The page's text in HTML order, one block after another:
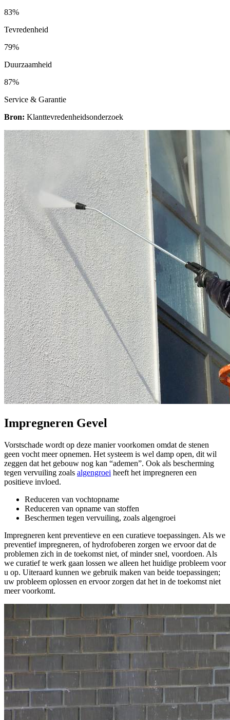
83%
Tevredenheid
79%
Duurzaamheid
87%
Service & Garantie
Bron: Klanttevredenheidsonderzoek
Impregneren Gevel
Vorstschade wordt op deze manier voorkomen omdat de stenen
geen vocht meer opnemen. Het systeem is wel damp open, dit wil
zeggen dat het gebouw nog kan “ademen”. Ook als bescherming
tegen vervuiling zoals algengroei heeft het impregneren een
positieve invloed.
Reduceren van vochtopname
Reduceren van opname van stoffen
Beschermen tegen vervuiling, zoals algengroei
Impregneren kent preventieve en een curatieve toepassingen. Als we
preventief impregneren, of hydrofoberen zorgen we ervoor dat de
problemen zich in de toekomst niet, of minder snel, voordoen. Als
we curatief te werk gaan lossen we alleen het huidige probleem voor
u op. Uiteraard kunnen we gebruik maken van beide toepassingen;
uw probleem oplossen en ervoor zorgen dat het in de toekomst niet
meer voorkomt.